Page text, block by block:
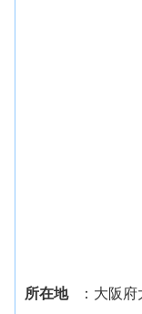
所在地 ：大阪